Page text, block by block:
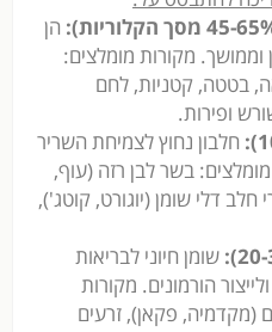
הן
וממושך. מקורות מומלצים:
בטטה, קטניות, לחם
ופירות.
חלבון נחוץ לצמיחת השריר
בשר לבן רזה (עוף,
חלב דלי שומן (יוגורט, קוטג'),
שומן חיוני לבריאות
הורמונים. מקורות
(מקדמיה, פקאן), זרעים